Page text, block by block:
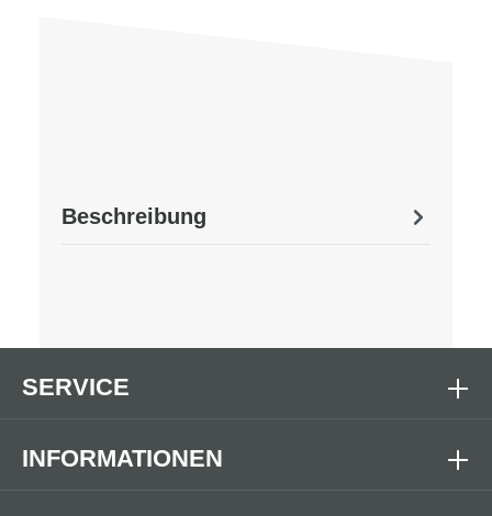
Beschreibung
SERVICE
INFORMATIONEN